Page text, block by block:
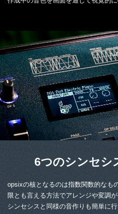
6つのシンセシ
opsixの核となるのは指数関数的なも
限とも言える方法でアレンジや変調
シンセシスと同様の音作りも簡単に行